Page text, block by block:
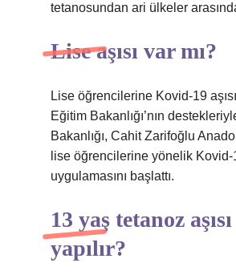
tetanosundan ari ülkeler
Lise aşısı var mı?
Lise öğrencilerine Kovid-19
Eğitim Bakanlığı’nın
Bakanlığı, Cahit Zarifoğlu
lise öğrencilerine yönelik Kovid-
uygulamasını başlattı.
13 yaş tetanoz
yapılır?